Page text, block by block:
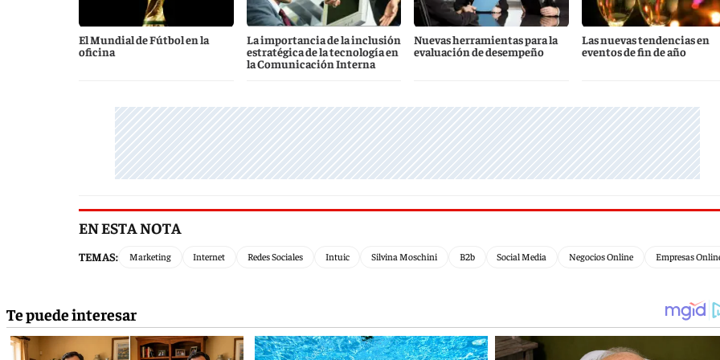
El Mundial de Fútbol en la
oficina
La importancia de la inclusión
estratégica de la tecnología en
la Comunicación Interna
Nuevas herramientas para la
evaluación de desempeño
Las nuevas tendencias en
eventos de fin de año
EN ESTA NOTA
TEMAS: Marketing Internet Redes Sociales Intuic Silvina Moschini B2b Social Media Negocios Online Empresas